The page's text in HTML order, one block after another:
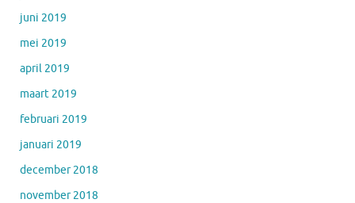
juni 2019
mei 2019
april 2019
maart 2019
februari 2019
januari 2019
december 2018
november 2018